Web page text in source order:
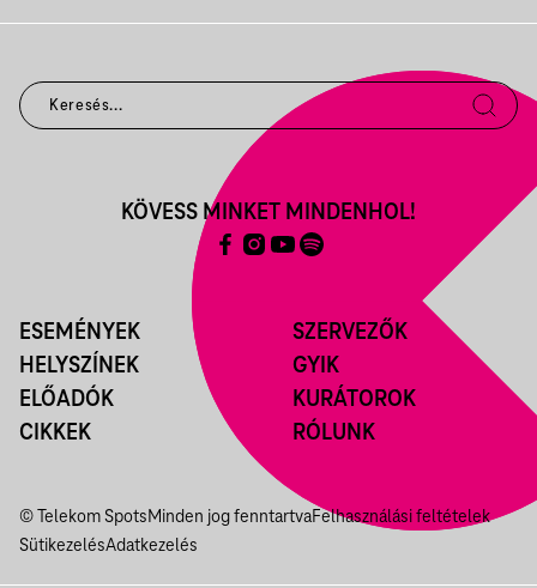
ESEMÉNYEK
HELYSZÍNEK
ELŐADÓK
CIKKEK
SZERVEZŐK
GYIK
KURÁTOROK
RÓLUNK
KÖVESS MINKET MINDENHOL!
© Telekom SpotsMinden jog fenntartvaFelhasználási feltételek
SütikezelésAdatkezelés